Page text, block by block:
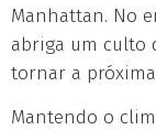
Manhattan. No
abriga um culto
tornar a
Mantendo o